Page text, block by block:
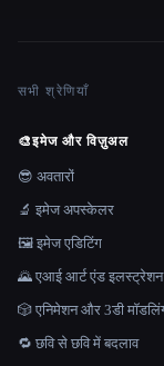
सभी श्रेणियाँ
🎨इमेज और विज़ुअल
😎 अवतारों
🔬 इमेज अपस्केलर
🖼️ इमेज एडिटिंग
🌄 एआई आर्ट एंड इलस्ट्रेशन
🎲 एनिमेशन और 3डी
🔁 छवि से छवि में बदलाव